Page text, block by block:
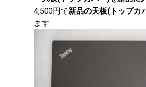
4,500円で新品の天板(トップカ
ます